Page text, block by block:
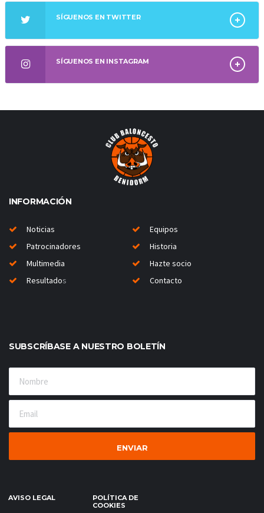
SÍGUENOS EN TWITTER
SÍGUENOS EN INSTAGRAM
INFORMACIÓN
Noticias
Equipos
Patrocinadores
Historia
Multimedia
Hazte socio
Resultados Contacto
SUBSCRÍBASE A NUESTRO BOLETÍN
AVISO LEGAL
POLÍTICA DE
COOKIES